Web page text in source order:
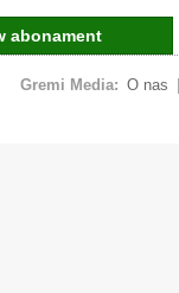
abonament
Gremi Media: O nas